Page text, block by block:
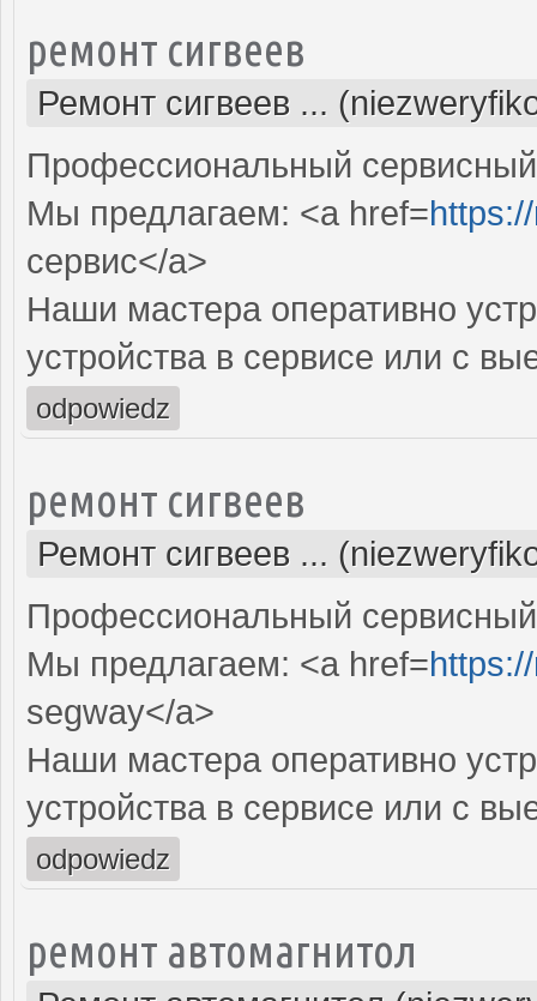
ремонт сигвеев
Ремонт сигвеев ...
Профессиональный
Мы предлагаем: <a href=
сервис</a>
Наши мастера оперативно
устройства в сервисе или с
odpowiedz
ремонт сигвеев
Ремонт сигвеев ...
Профессиональный
Мы предлагаем: <a href=
segway</a>
Наши мастера оперативно
устройства в сервисе или с
odpowiedz
ремонт автомагнитол